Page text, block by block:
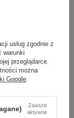
mosiężnym LED
Maytoni
1 326,00 zł
usług zgodnie z
warunki
przeglądarce.
można
Google.
Zawsze
aktywne